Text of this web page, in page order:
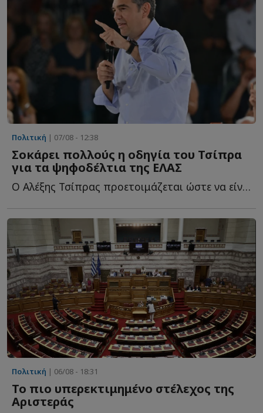
Πολιτική | 07/08 - 12:38
Σοκάρει πολλούς η οδηγία του Τσίπρα
για τα ψηφοδέλτια της ΕΛΑΣ
Ο Αλέξης Τσίπρας προετοιμάζεται ώστε να είναι έτοιμο ό...
Πολιτική | 06/08 - 18:31
Το πιο υπερεκτιμημένο στέλεχος της
Αριστεράς